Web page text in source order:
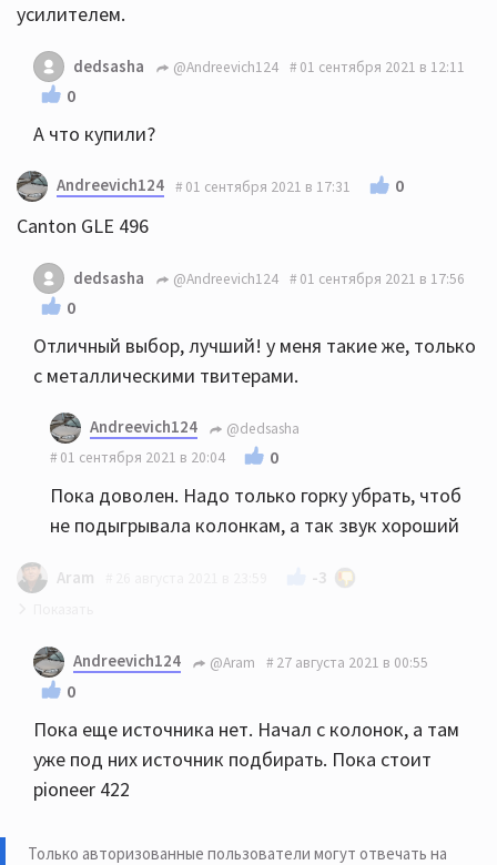
усилителем.
dedsasha @Andreevich124 01 сентября 2021 в 12:11
0
А что купили?
Andreevich124 01 сентября 2021 в 17:31 0
Canton GLE 496
dedsasha @Andreevich124 01 сентября 2021 в 17:56
0
Отличный выбор, лучший! у меня такие же, только
с металлическими твитерами.
Andreevich124
@dedsasha
01 сентября 2021 в 20:04
0
Пока доволен. Надо только горку убрать, чтоб
не подыгрывала колонкам, а так звук хороший
Aram -3
HECO Victa prime 502 можно рассмотреть. 702 будут
излишни в 15 м.кв. скорее всего. Какие у Вас
усилитель и источник?
Andreevich124 @Aram 27 августа 2021 в 00:55
0
Пока еще источника нет. Начал с колонок, а там
уже под них источник подбирать. Пока стоит
pioneer 422
Только авторизованные пользователи могут отвечать на